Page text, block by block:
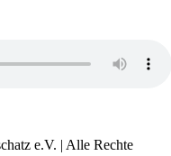
e.V. | Alle Rechte